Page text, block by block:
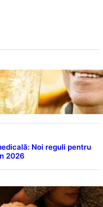
esențiale pentru
sub control pe timpul
Noi reguli pentru
2026
Ore Trebuie Să Dormi
și Impactul Asupra